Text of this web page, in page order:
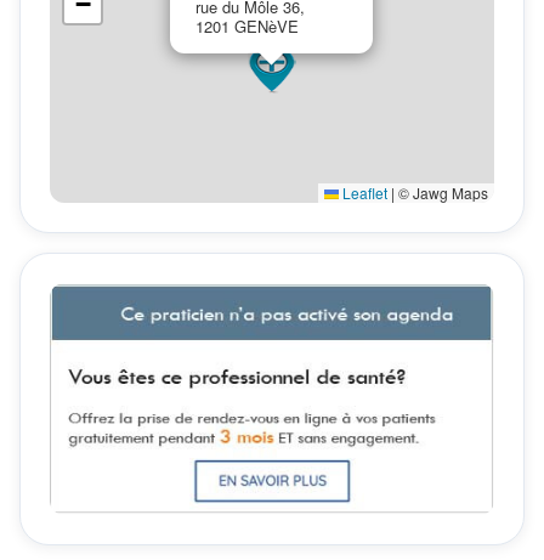
rue du Môle 36,
1201 GENèVE
Leaflet | © Jawg Maps